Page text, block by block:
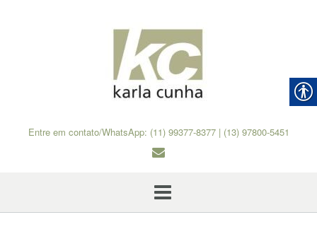
Entre em contato/WhatsApp: (11) 99377-8377 | (13) 97800-5451